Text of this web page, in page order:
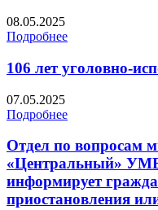
08.05.2025
Подробнее
106 лет уголовно-
07.05.2025
Подробнее
Отдел по вопросам
«Центральный»
информирует
приостановления